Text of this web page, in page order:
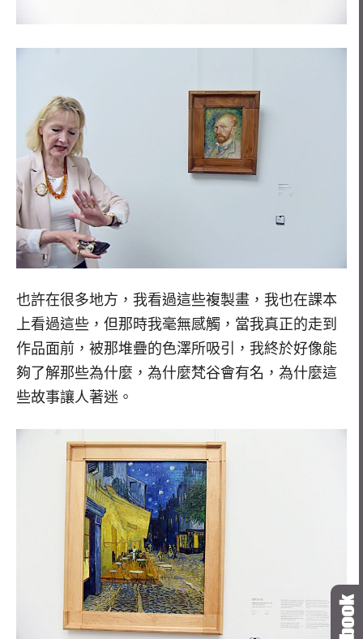
也許在很多地方，我看過這些複製畫，我也在課本
上看過這些，但那時我毫無感觸，當我真正的走到
作品面前，被那堆疊的色澤所吸引，我終於好像能
夠了解那些為什麼，為什麼梵谷會有名，為什麼這
些故事讓人著迷。